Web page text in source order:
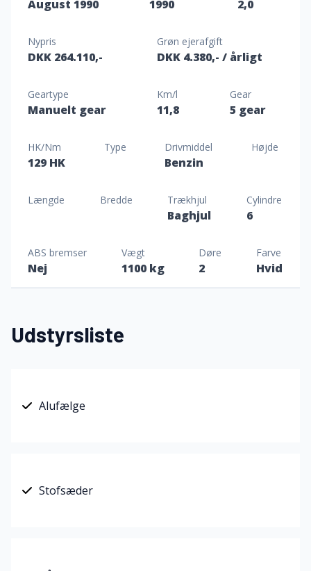
August 1990 1990 2,0
Nypris
DKK 264.110,-
Grøn ejerafgift
DKK 4.380,- / årligt
Geartype
Manuelt gear
Km/l
11,8
Gear
5 gear
HK/Nm
129 HK
Type Drivmiddel
Benzin
Højde
Længde Bredde Trækhjul
Baghjul
Cylindre
6
ABS bremser
Nej
Vægt
1100 kg
Døre
2
Farve
Hvid
Udstyrsliste
Alufælge
Stofsæder